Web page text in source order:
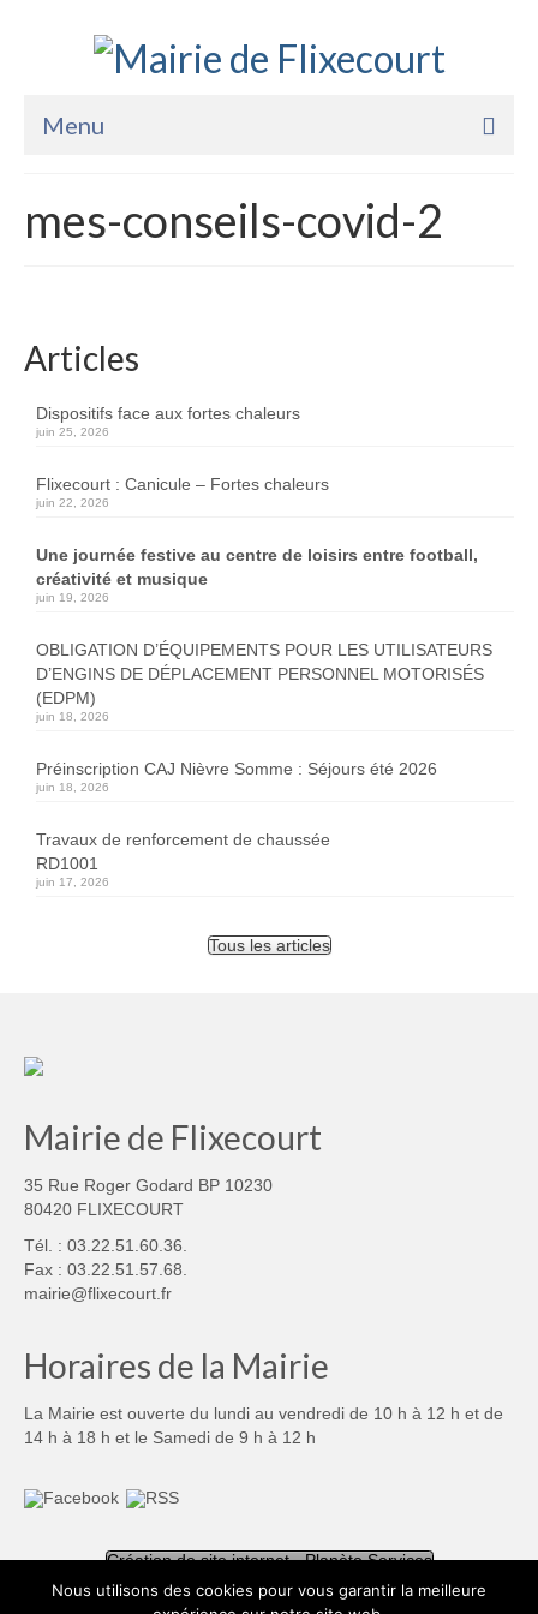
Menu
La Mairie
Sports Loisirs et Culture
mes-conseils-covid-2
Articles
Dispositifs face aux fortes chaleurs
juin 25, 2026
Flixecourt : Canicule – Fortes chaleurs
juin 22, 2026
Une journée festive au centre de loisirs entre football,
créativité et musique
juin 19, 2026
OBLIGATION D’ÉQUIPEMENTS POUR LES UTILISATEURS
D’ENGINS DE DÉPLACEMENT PERSONNEL MOTORISÉS
(EDPM)
juin 18, 2026
Préinscription CAJ Nièvre Somme : Séjours été 2026
juin 18, 2026
Travaux de renforcement de chaussée
RD1001
juin 17, 2026
Tous les articles
Mairie de Flixecourt
35 Rue Roger Godard BP 10230
80420 FLIXECOURT
Tél. : 03.22.51.60.36.
Fax : 03.22.51.57.68.
mairie@flixecourt.fr
Horaires de la Mairie
La Mairie est ouverte du lundi au vendredi de 10 h à 12 h et de
14 h à 18 h et le Samedi de 9 h à 12 h
Création de site internet - Planète Services
Nous utilisons des cookies pour vous garantir la meilleure